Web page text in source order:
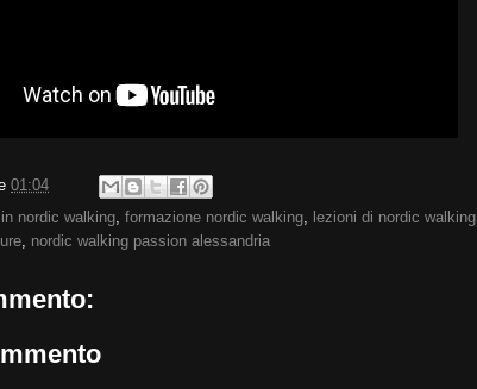
01:04
nordic walking, formazione nordic walking, lezioni di nordic walking
, nordic walking passion alessandria